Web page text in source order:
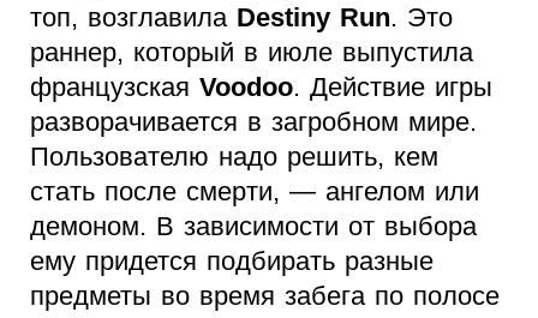
топ, возглавила Destiny Run. Это
раннер, который в июле выпустила
французская Voodoo. Действие игры
разворачивается в загробном мире.
Пользователю надо решить, кем
стать после смерти, — ангелом или
демоном. В зависимости от выбора
ему придется подбирать разные
предметы во время забега по полосе